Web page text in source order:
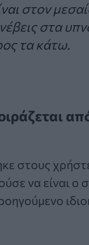
στον
στα
τα κάτω.
στους
να είναι ο